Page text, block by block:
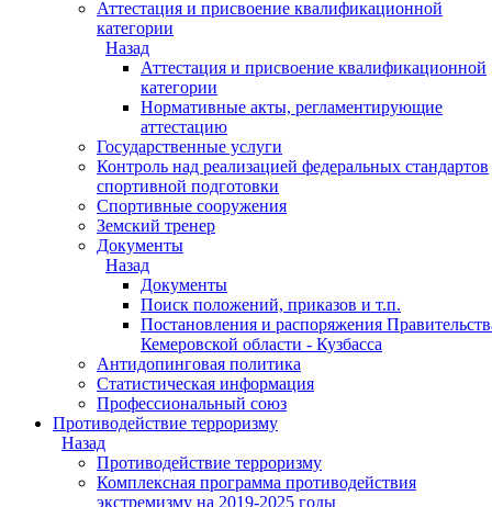
Аттестация и присвоение квалификационной
категории
Назад
Аттестация и присвоение квалификационной
категории
Нормативные акты, регламентирующие
аттестацию
Государственные услуги
Контроль над реализацией федеральных стандартов
спортивной подготовки
Спортивные сооружения
Земский тренер
Документы
Назад
Документы
Поиск положений, приказов и т.п.
Постановления и распоряжения
Кемеровской области - Кузбасса
Антидопинговая политика
Статистическая информация
Профессиональный союз
Противодействие терроризму
Назад
Противодействие терроризму
Комплексная программа противодействия
экстремизму на 2019-2025 годы